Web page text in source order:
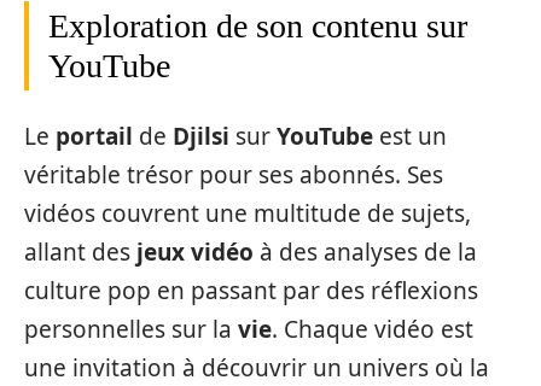
Exploration de son contenu sur
YouTube
Le portail de Djilsi surYouTube est un
véritable trésor pour ses abonnés. Ses
vidéos couvrent une multitude de sujets,
allant des jeux vidéo à des analyses de la
culture pop en passant par des réflexions
personnelles sur la vie. Chaque vidéo est
une invitation à découvrir un univers où la